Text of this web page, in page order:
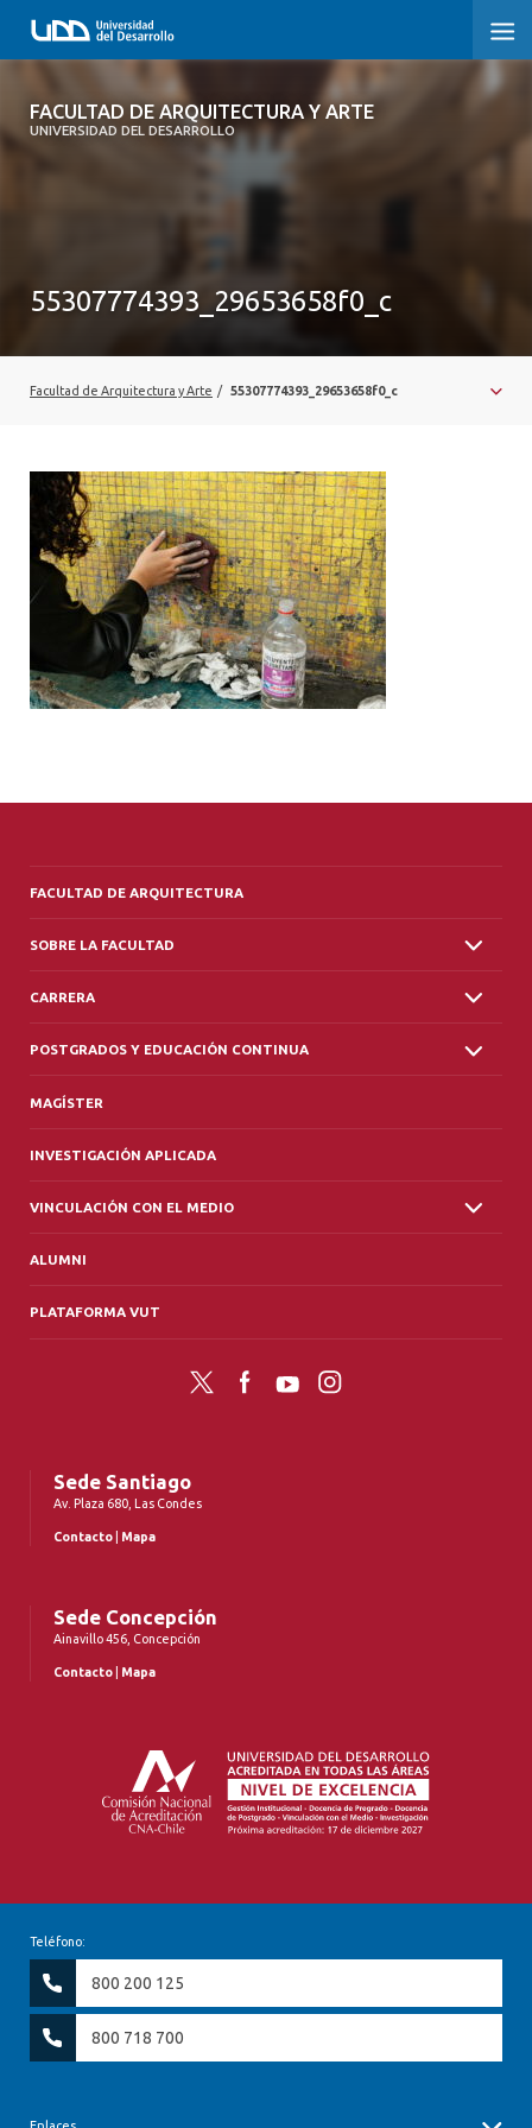
FACULTAD DE ARQUITECTURA Y ARTE
UNIVERSIDAD DEL DESARROLLO
FACULTAD DE ARQUITECTURA Y ARTE
VINCULACIÓN CON EL MEDIO
ALUMNI
PLATAFORMA VUT
55307774393_29653658f0_c
Facultad de Arquitectura y Arte / 55307774393_29653658f0_c
FACULTAD DE ARQUITECTURA
SOBRE LA FACULTAD
CARRERA
POSTGRADOS Y EDUCACIÓN CONTINUA
MAGÍSTER
INVESTIGACIÓN APLICADA
VINCULACIÓN CON EL MEDIO
ALUMNI
PLATAFORMA VUT
Twitter FacebookYouTubeInstagram
Sede Santiago
Av. Plaza 680, Las Condes
Contacto Mapa
Sede Concepción
Ainavillo 456, Concepción
Contacto Mapa
Teléfono:
800 200 125
800 718 700
Enlaces